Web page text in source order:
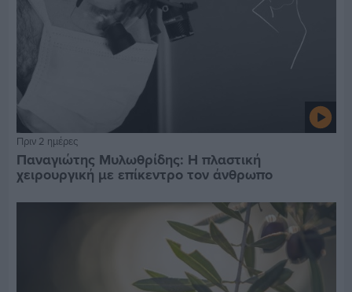
Πριν 2 ημέρες
Παναγιώτης Μυλωθρίδης: Η πλαστική
χειρουργική με επίκεντρο τον άνθρωπο